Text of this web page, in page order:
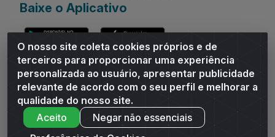
O nosso site coleta cookies próprios e de
terceiros para proporcionar uma experiência
personalizada ao usuário, apresentar publicidade
relevante de acordo com o seu perfil e melhorar a
qualidade do nosso site.
Aceito
Negar não essenciais
Baixe o Aplicativo
Andrade Distribuidor - ROD AL 110, n° 1401 - Sitio Moco,
Arapiraca/AL - CEP 57319-300 - CNPJ 10.667.481/0001-47